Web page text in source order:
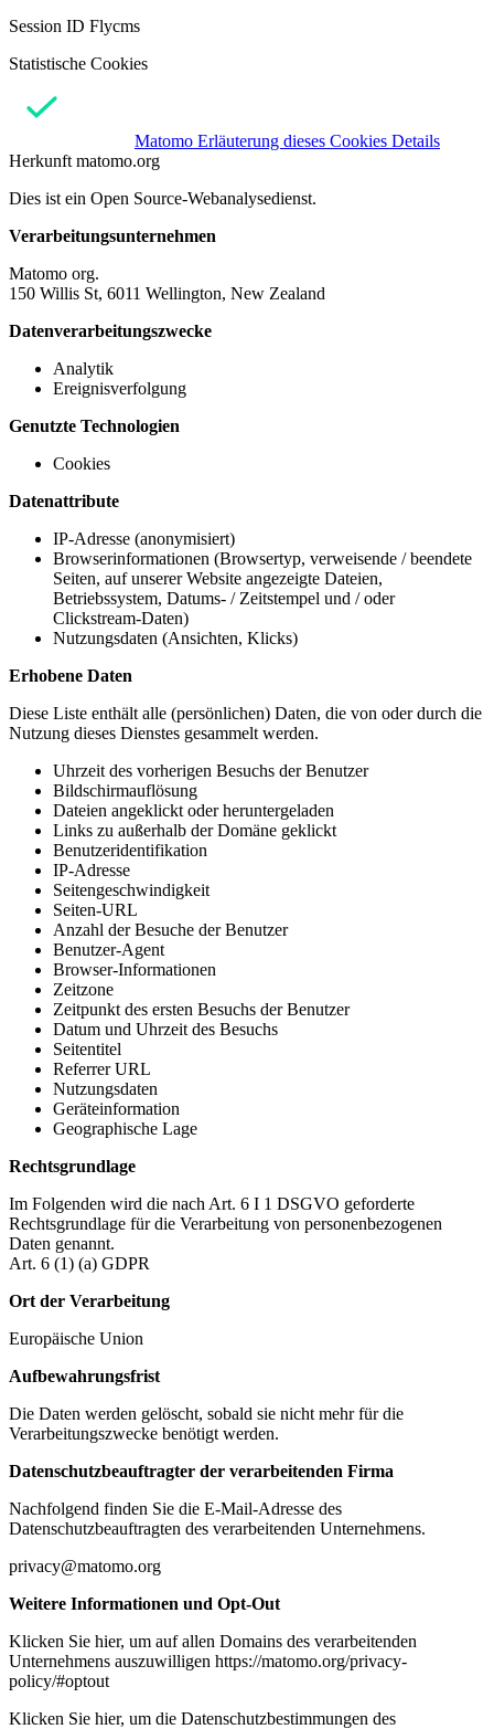
Session ID Flycms
Statistische Cookies
Matomo Erläuterung dieses Cookies Details
Herkunft matomo.org
Dies ist ein Open Source-Webanalysedienst.
Verarbeitungsunternehmen
Matomo org.
150 Willis St, 6011 Wellington, New Zealand
Datenverarbeitungszwecke
Analytik
Ereignisverfolgung
Genutzte Technologien
Cookies
Datenattribute
IP-Adresse (anonymisiert)
Browserinformationen (Browsertyp, verweisende / beendete
Seiten, auf unserer Website angezeigte Dateien,
Betriebssystem, Datums- / Zeitstempel und / oder
Clickstream-Daten)
Nutzungsdaten (Ansichten, Klicks)
Erhobene Daten
Diese Liste enthält alle (persönlichen) Daten, die von oder durch die
Nutzung dieses Dienstes gesammelt werden.
Uhrzeit des vorherigen Besuchs der Benutzer
Bildschirmauflösung
Dateien angeklickt oder heruntergeladen
Links zu außerhalb der Domäne geklickt
Benutzeridentifikation
IP-Adresse
Seitengeschwindigkeit
Seiten-URL
Anzahl der Besuche der Benutzer
Benutzer-Agent
Browser-Informationen
Zeitzone
Zeitpunkt des ersten Besuchs der Benutzer
Datum und Uhrzeit des Besuchs
Seitentitel
Referrer URL
Nutzungsdaten
Geräteinformation
Geographische Lage
Rechtsgrundlage
Im Folgenden wird die nach Art. 6 I 1 DSGVO geforderte
Rechtsgrundlage für die Verarbeitung von personenbezogenen
Daten genannt.
Art. 6 (1) (a) GDPR
Ort der Verarbeitung
Europäische Union
Aufbewahrungsfrist
Die Daten werden gelöscht, sobald sie nicht mehr für die
Verarbeitungszwecke benötigt werden.
Datenschutzbeauftragter der verarbeitenden Firma
Nachfolgend finden Sie die E-Mail-Adresse des
Datenschutzbeauftragten des verarbeitenden Unternehmens.
privacy@matomo.org
Weitere Informationen und Opt-Out
Klicken Sie hier, um auf allen Domains des verarbeitenden
Unternehmens auszuwilligen https://matomo.org/privacy-
policy/#optout
Klicken Sie hier, um die Datenschutzbestimmungen des